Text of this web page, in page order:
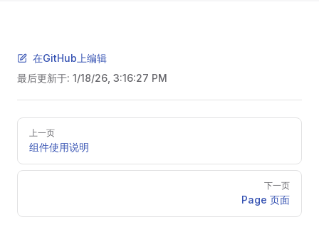
在GitHub上编辑
最后更新于: 1/18/26, 3:16:27 PM
Pager
上一页
组件使用说明
下一页
Page 页面